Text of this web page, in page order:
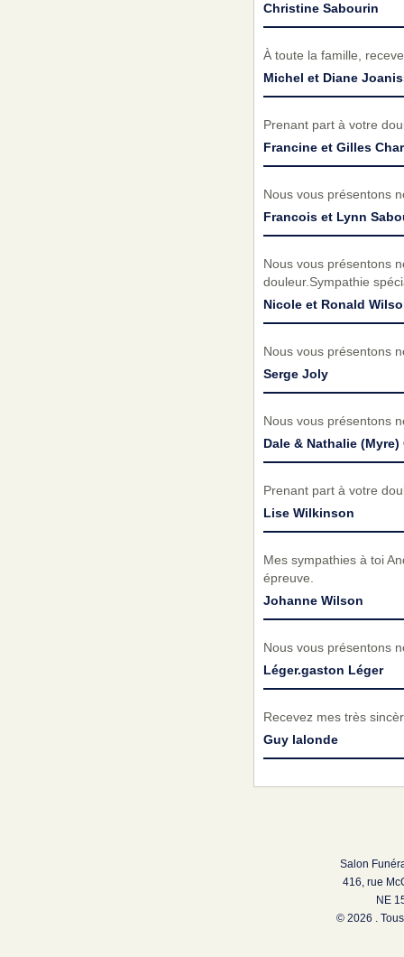
Christine Sabourin
À toute la famille,
Michel et Diane
Prenant part à votre
Francine et Gilles
Nous vous présentons
Francois et Lynn
Nous vous présentons
douleur.Sympathie
Nicole et Ronald
Nous vous présentons
Serge Joly
Nous vous présentons
Dale & Nathalie (Myre)
Prenant part à votre
Lise Wilkinson
Mes sympathies à toi
épreuve.
Johanne Wilson
Nous vous présentons
Léger.gaston Léger
Recevez mes très
Guy lalonde
Salon
416, rue
NE
© 2026 .